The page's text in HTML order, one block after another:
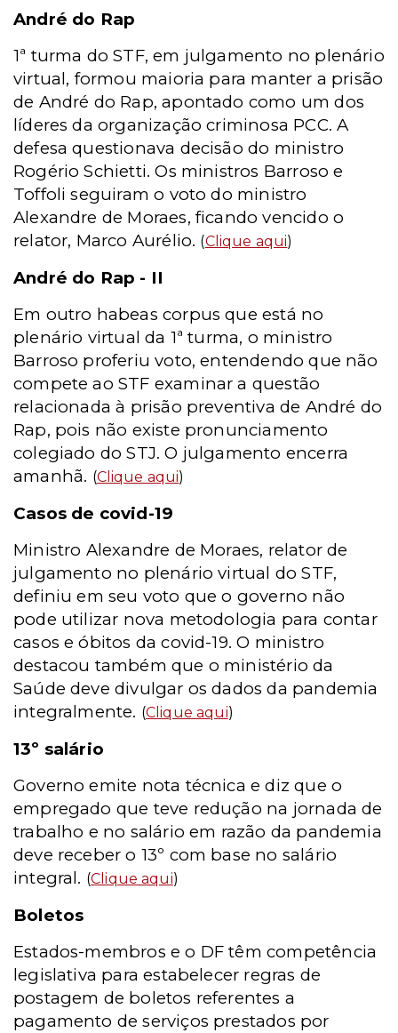
André do Rap
1ª turma do STF, em julgamento no plenário
virtual, formou maioria para manter a prisão
de André do Rap, apontado como um dos
líderes da organização criminosa PCC. A
defesa questionava decisão do ministro
Rogério Schietti. Os ministros Barroso e
Toffoli seguiram o voto do ministro
Alexandre de Moraes, ficando vencido o
relator, Marco Aurélio. (Clique aqui)
André do Rap - II
Em outro habeas corpus que está no
plenário virtual da 1ª turma, o ministro
Barroso proferiu voto, entendendo que não
compete ao STF examinar a questão
relacionada à prisão preventiva de André do
Rap, pois não existe pronunciamento
colegiado do STJ. O julgamento encerra
amanhã. (Clique aqui)
Casos de covid-19
Ministro Alexandre de Moraes, relator de
julgamento no plenário virtual do STF,
definiu em seu voto que o governo não
pode utilizar nova metodologia para contar
casos e óbitos da covid-19. O ministro
destacou também que o ministério da
Saúde deve divulgar os dados da pandemia
integralmente. (Clique aqui)
13º salário
Governo emite nota técnica e diz que o
empregado que teve redução na jornada de
trabalho e no salário em razão da pandemia
deve receber o 13º com base no salário
integral. (Clique aqui)
Boletos
Estados-membros e o DF têm competência
legislativa para estabelecer regras de
postagem de boletos referentes a
pagamento de serviços prestados por